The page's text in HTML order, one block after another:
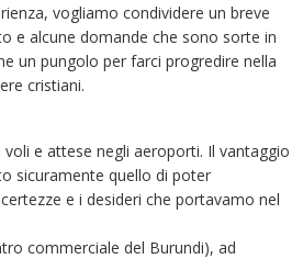
vogliamo condividere un breve
e alcune domande che sono sorte in
un pungolo per farci progredire nella
cristiani.
e attese negli aeroporti. Il vantaggio
sicuramente quello di poter
e i desideri che portavamo nel
commerciale del Burundi), ad